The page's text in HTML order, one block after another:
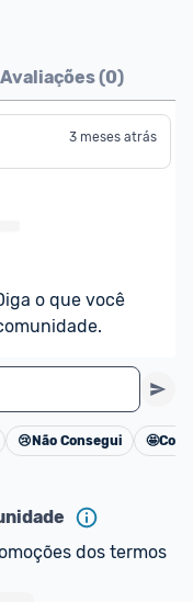
Avaliações (0)
3 meses atrás
o que você
Cancelar
😢 Não Consegui 🤩
dos termos